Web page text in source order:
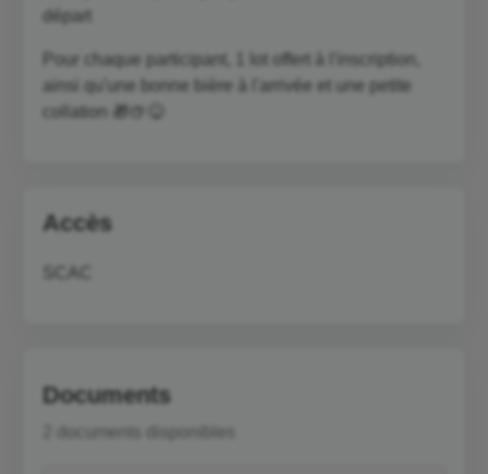
départ
Pour chaque participant, 1 lot offert à l'inscription,
ainsi qu'une bonne bière à l'arrivée et une petite
collation 🎁🍺😋
Accès
Documents
2 documents disponibles